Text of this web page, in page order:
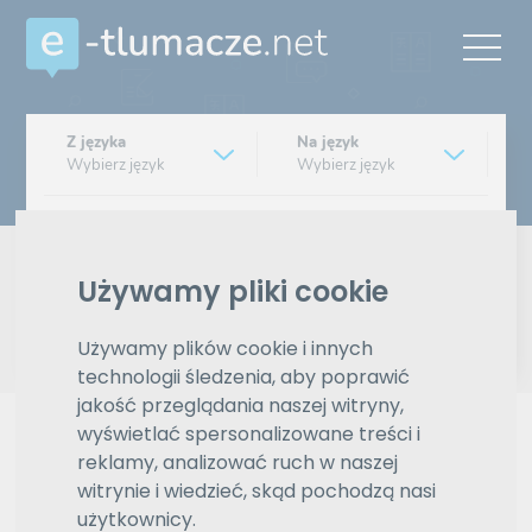
Używamy pliki cookie
Używamy plików cookie i innych
technologii śledzenia, aby poprawić
jakość przeglądania naszej witryny,
wyświetlać spersonalizowane treści i
reklamy, analizować ruch w naszej
witrynie i wiedzieć, skąd pochodzą nasi
użytkownicy.
Z języka
Wybierz język
Na język
Wybierz język
Znajdź tłumacza
Wyszukiwanie zaawansowane
Reklama